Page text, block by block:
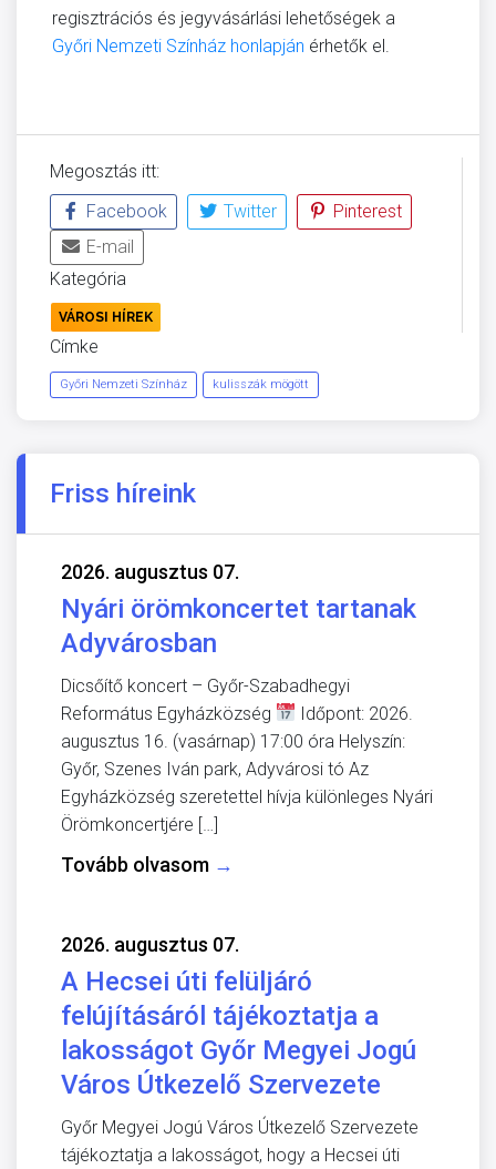
regisztrációs és jegyvásárlási lehetőségek a
Győri Nemzeti Színház honlapján érhetők el.
Megosztás itt:
Facebook
Twitter
Pinterest
E-mail
Kategória
VÁROSI HÍREK
Címke
Győri Nemzeti Színház kulisszák mögött
Friss híreink
2026. augusztus 07.
Nyári örömkoncertet tartanak
Adyvárosban
Dicsőítő koncert – Győr-Szabadhegyi
Református Egyházközség
Időpont: 2026.
augusztus 16. (vasárnap) 17:00 óra Helyszín:
Győr, Szenes Iván park, Adyvárosi tó Az
Egyházközség szeretettel hívja különleges Nyári
Örömkoncertjére […]
Tovább olvasom →
2026. augusztus 07.
A Hecsei úti felüljáró
felújításáról tájékoztatja a
lakosságot Győr Megyei Jogú
Város Útkezelő Szervezete
Győr Megyei Jogú Város Útkezelő Szervezete
tájékoztatja a lakosságot, hogy a Hecsei úti